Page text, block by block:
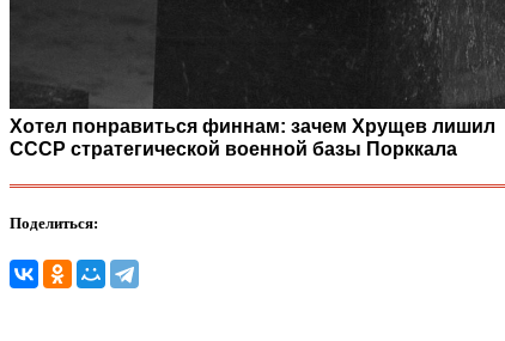
Хотел понравиться финнам: зачем Хрущев лишил
СССР стратегической военной базы Порккала
Поделиться: